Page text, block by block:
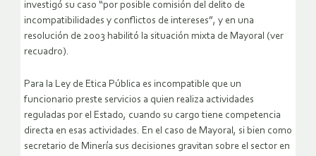
investigó su caso “por posible comisión del delito de
incompatibilidades y conflictos de intereses”, y en una
resolución de 2003 habilitó la situación mixta de Mayoral (ver
recuadro).
Para la Ley de Etica Pública es incompatible que un
funcionario preste servicios a quien realiza actividades
reguladas por el Estado, cuando su cargo tiene competencia
directa en esas actividades. En el caso de Mayoral, si bien como
secretario de Minería sus decisiones gravitan sobre el sector en